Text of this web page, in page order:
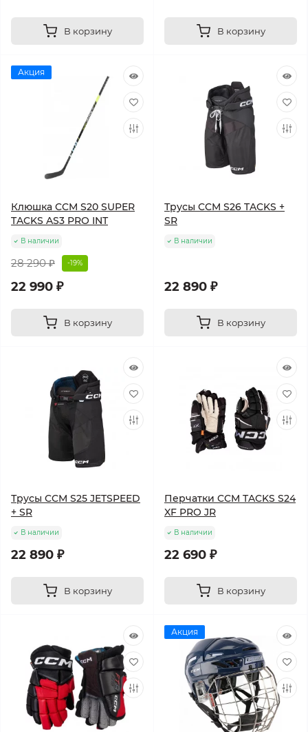
В корзину В корзину
Акция
Клюшка CCM S20 SUPER
TACKS AS3 PRO INT
В наличии
28 290 ₽ -19%
22 990 ₽
В корзину
Трусы CCM S26 TACKS +
SR
В наличии
22 890 ₽
В корзину
Трусы CCM S25 JETSPEED
+ SR
В наличии
22 890 ₽
В корзину
Перчатки CCM TACKS S24
XF PRO JR
В наличии
22 690 ₽
В корзину
Акция